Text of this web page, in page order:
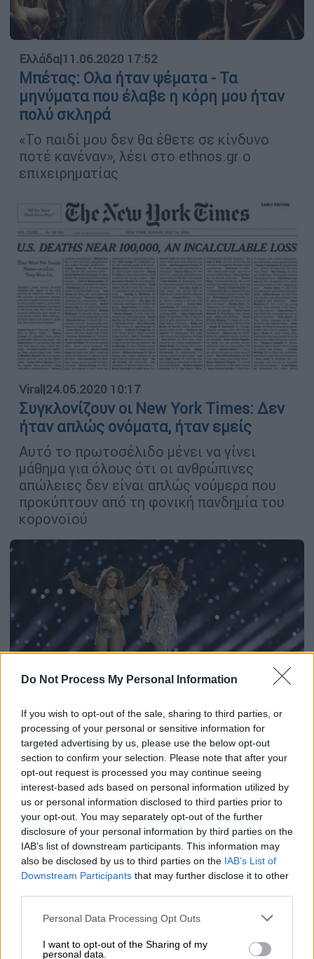
Do Not Process My Personal Information
If you wish to opt-out of the sale, sharing to third parties, or
processing of your personal or sensitive information for
targeted advertising by us, please use the below opt-out
section to confirm your selection. Please note that after your
opt-out request is processed you may continue seeing
interest-based ads based on personal information utilized by
us or personal information disclosed to third parties prior to
your opt-out. You may separately opt-out of the further
disclosure of your personal information by third parties on the
IAB’s list of downstream participants. This information may
also be disclosed by us to third parties on the IAB’s List of
Downstream Participants that may further disclose it to other
Please note that this website/app uses one or more Google
not limited to your visit or usage behaviour. You may click to
Personal Data Processing Opt Outs
I want to opt-out of the Sharing of my
personal data.
Ελλάδα|11.06.2020 17:52
Μπέτας: Ολα ήταν ψέματα - Τα
μηνύματα που έλαβε η κόρη μου ήταν
πολύ σκληρά
«Το παιδί μου δεν θα έθετε σε κίνδυνο
ποτέ κανέναν», λέει στο ethnos.gr ο
επιχειρηματίας
Viral |24.05.2020 10:17
Συγκλονίζουν οι New York Times: Δεν
ήταν απλώς ονόματα, ήταν εμείς
Αυτό το πρωτοσέλιδο μένει να γίνει
μάθημα για όλους ότι οι ανθρώπινες
απώλειες δεν είναι απλώς νούμερα που
προκύπτουν από τη φονική πανδημία του
κορονοϊού
Lifestyle |03.02.2020 18:29
Super Bowl - Το πρώτο μεγάλο δίλημμα
του 2020: Shakira VS JLo (Poll)
Και οι δύο Λατίνες και οι δύο μοναδικές,
όμως κάποια ξεχώρισε - έστω και λίγο -
περισσότερο